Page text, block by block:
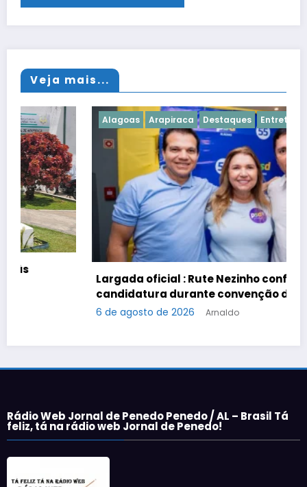
Veja mais...
Alagoas Arapiraca Destaques Entretenimento
Largada oficial : Rute Nezinho confirma
candidatura durante convenção do PSD.
6 de agosto de 2026 Arnaldo
Rádio Web Jornal de Penedo Penedo / AL – Brasil Tá
feliz, tá na rádio web Jornal de Penedo!